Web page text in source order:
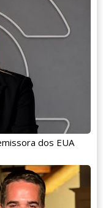
dos EUA